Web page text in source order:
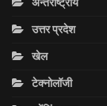
उत्तर प्रदेश
खेल
टेक्नोलॉजी